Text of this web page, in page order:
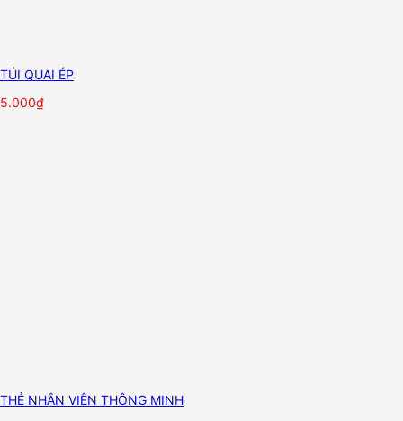
TÚI QUAI ÉP
5.000₫
THẺ NHÂN VIÊN THÔNG MINH